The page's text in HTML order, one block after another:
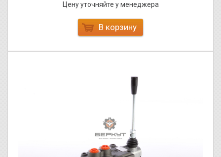
Цену уточняйте у менеджера
В корзину